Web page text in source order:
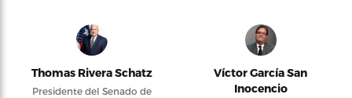
Thomas Rivera Schatz
Presidente del Senado de
Víctor García San
Inocencio